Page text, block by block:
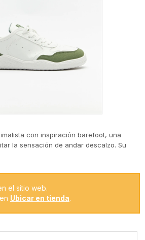
con inspiración barefoot, una
la sensación de andar descalzo. Su
amplia y suela flexible, favorece
que combina funcionalidad con un
el sitio web.
Ubicar en tienda.